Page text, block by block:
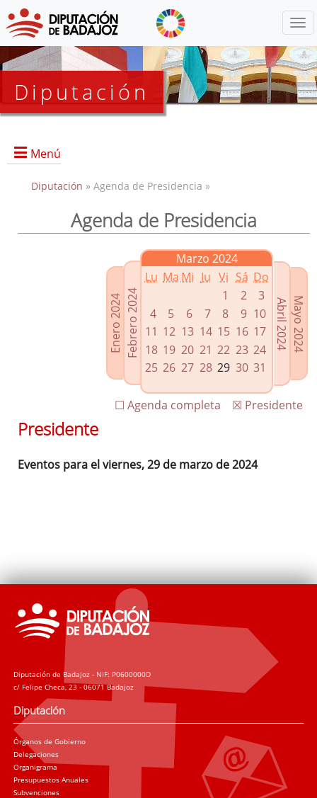
Diputación
Menú
Presidencia
Enlaces relacionados
Agenda de Presidencia
Plenos provinciales y Juntas de gobierno
Oficina de Proyectos Europeos
Diputación » Agenda de Presidencia »
Agenda de Presidencia
Enero 2024Febrero 2024
Marzo 2024
Lu Ma Mi Ju Vi Sá Do
1
2
3
4
5 6 7 8 9 10
11 12 13 14 15 16 17
18 19 20 21 22 23 24
25 26 27 28 29 30 31
Mayo 2024
Abril 2024
☒ Presidente
☐ Agenda completa
Presidente
Eventos para el viernes, 29 de marzo de 2024
Diputación de Badajoz - NIF: P0600000D
c/ Felipe Checa, 23 - 06071 Badajoz
Diputación
Órganos de Gobierno
Delegaciones
Organigrama
Presupuestos Anuales
Subvenciones